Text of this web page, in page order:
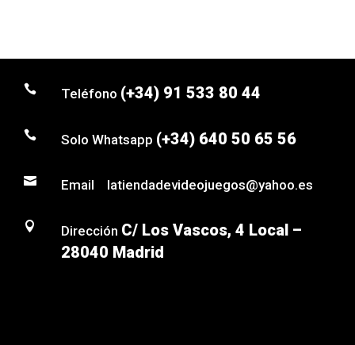
 Teléfono (+34) 91 533 80 44
 Solo Whatsapp (+34) 640 50 65 56
 Email latiendadevideojuegos@yahoo.es
 Dirección C/ Los Vascos, 4 Local –
28040 Madrid